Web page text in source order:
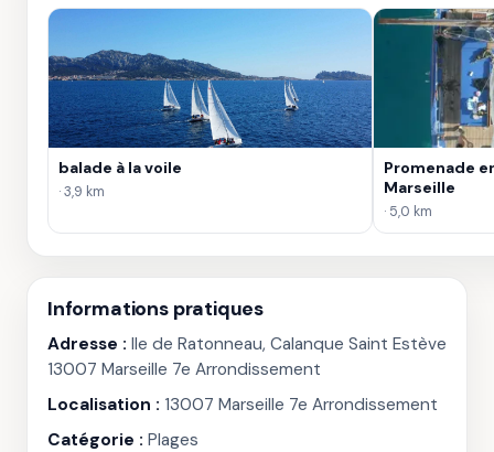
balade à la voile
· 3,9 km
Promenade
Marseille
· 5,0 km
Informations pratiques
Adresse : Ile de Ratonneau, Calanque Saint Estève
13007 Marseille 7e Arrondissement
Localisation : 13007 Marseille 7e Arrondissement
Catégorie : Plages